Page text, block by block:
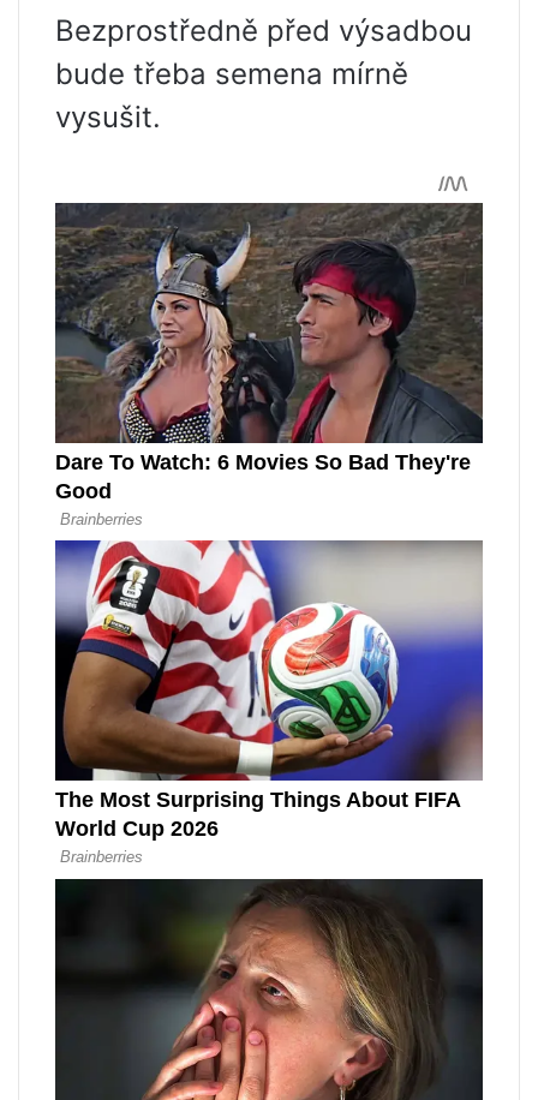
Bezprostředně před výsadbou
bude třeba semena mírně
vysušit.